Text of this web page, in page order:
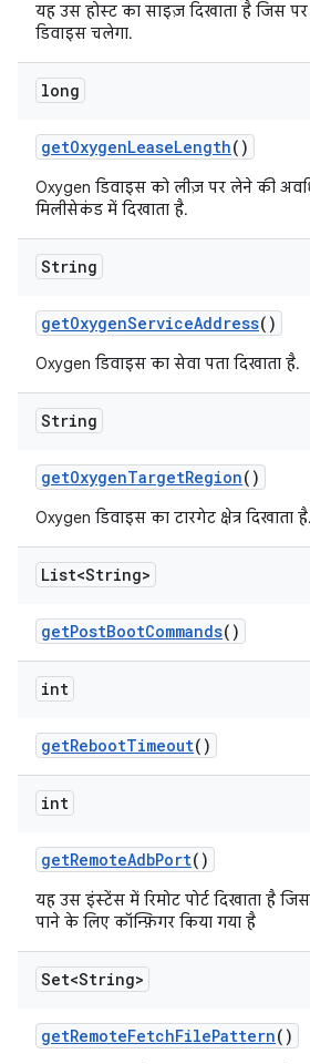
यह उस होस्ट का साइज़ दिखाता है जिस
डिवाइस चलेगा.
long
getOxygenLeaseLength()
Oxygen डिवाइस को लीज़ पर लेने की
मिलीसेकंड में दिखाता है.
String
getOxygenServiceAddress()
Oxygen डिवाइस का सेवा पता दिखाता है.
String
getOxygenTargetRegion()
Oxygen डिवाइस का टारगेट क्षेत्र दिखाता है.
List<String>
getPostBootCommands()
int
getRebootTimeout()
int
getRemoteAdbPort()
यह उस इंस्टेंस में रिमोट पोर्ट दिखाता है
पाने के लिए कॉन्फ़िगर किया गया है
Set<String>
getRemoteFetchFilePattern()